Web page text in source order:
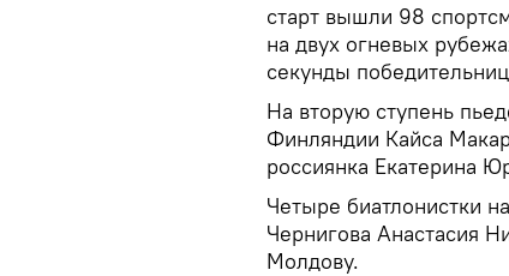
старт вышли 98
на двух огневых
секунды
На вторую ступень
Финляндии Кайса
россиянка Екатерина
Четыре биатлонистки
Чернигова Анастасия
Молдову.